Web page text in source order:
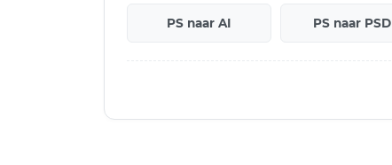
PS naar AI PS naar PSD